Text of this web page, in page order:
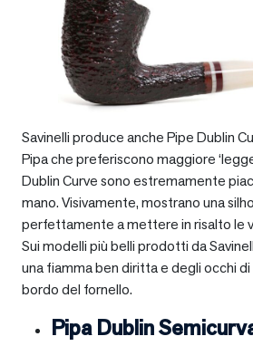
Savinelli produce anche Pipe Dublin
Pipa che preferiscono maggiore
Dublin Curve sono estremamente
mano. Visivamente, mostrano una
perfettamente a mettere in risalto le
Sui modelli più belli prodotti da
una fiamma ben diritta e degli occhi di
bordo del fornello.
Pipa Dublin